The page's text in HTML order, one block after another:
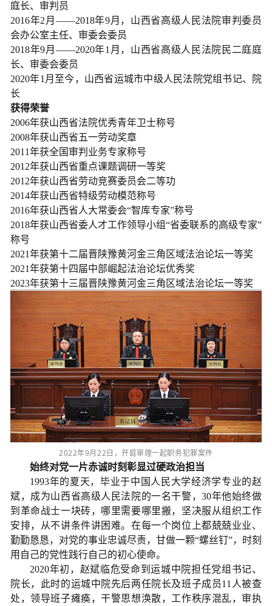
庭长、审判员
2016年2月——2018年9月，山西省高级人民法院审判委员
会办公室主任、审委会委员
2018年9月——2020年1月，山西省高级人民法院民二庭庭
长、审委会委员
2020年1月至今，山西省运城市中级人民法院党组书记、院
长
获得荣誉
2006年获山西省法院优秀青年卫士称号
2008年获山西省五一劳动奖章
2011年获全国审判业务专家称号
2012年获山西省重点课题调研一等奖
2012年获山西省劳动竞赛委员会二等功
2014年获山西省特级劳动模范称号
2016年获山西省人大常委会“智库专家”称号
2018年获山西省委人才工作领导小组“省委联系的高级专家”
称号
2021年获第十二届晋陕豫黄河金三角区域法治论坛一等奖
2021年获第十四届中部崛起法治论坛优秀奖
2023年获第十三届晋陕豫黄河金三角区域法治论坛一等奖
2022年9月22日，开庭审理一起职务犯罪案件
始终对党一片赤诚时刻彰显过硬政治担当
1993年的夏天，毕业于中国人民大学经济学专业的赵
斌，成为山西省高级人民法院的一名干警，30年他始终做
到革命战士一块砖，哪里需要哪里搬，坚决服从组织工作
安排，从不讲条件讲困难。在每一个岗位上都兢兢业业、
勤勤恳恳，对党的事业忠诚尽责，甘做一颗“螺丝钉”，时刻
用自己的党性践行自己的初心使命。
2020年初，赵斌临危受命到运城中院担任党组书记、
院长，此时的运城中院先后两任院长及班子成员11人被查
处，领导班子瘫痪，干警思想涣散，工作秩序混乱，审执